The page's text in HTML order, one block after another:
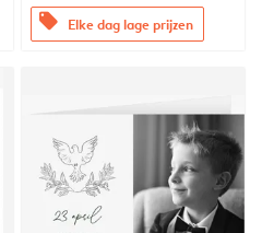
offers Elke dag lage prijzen